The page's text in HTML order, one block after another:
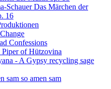
Schauer Das Märchen der
16
Confessions
Piper of Hützovina
- A Gypsy recycling sage
sam so amen sam